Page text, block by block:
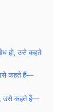
हो, उसे कहते
उसे कहते हैं—
उसे कहते हैं—